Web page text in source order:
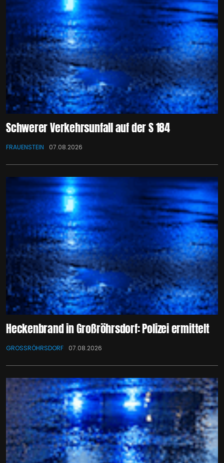
Schwerer Verkehrsunfall auf der S 184
FRAUENSTEIN 07.08.2026
Heckenbrand in Großröhrsdorf: Polizei ermittelt
GROSSRÖHRSDORF 07.08.2026